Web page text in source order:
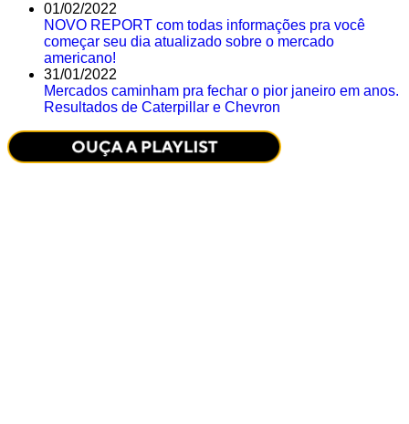
01/02/2022
NOVO REPORT com todas informações pra você
começar seu dia atualizado sobre o mercado
americano!
31/01/2022
Mercados caminham pra fechar o pior janeiro em anos.
Resultados de Caterpillar e Chevron